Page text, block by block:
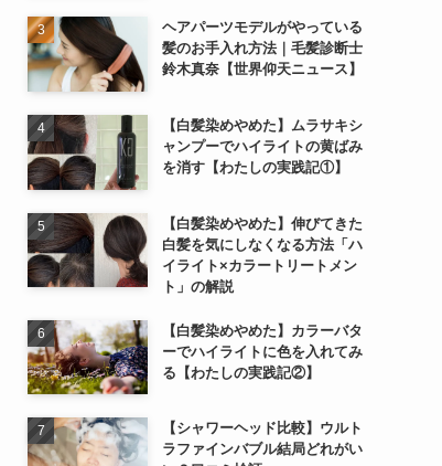
ヘアパーツモデルがやっている
髪のお手入れ方法｜毛髪診断士
鈴木真奈【世界仰天ニュース】
【白髪染めやめた】ムラサキシ
ャンプーでハイライトの黄ばみ
を消す【わたしの実践記①】
【白髪染めやめた】伸びてきた
白髪を気にしなくなる方法「ハ
イライト×カラートリートメン
ト」の解説
【白髪染めやめた】カラーバタ
ーでハイライトに色を入れてみ
る【わたしの実践記②】
【シャワーヘッド比較】ウルト
ラファインバブル結局どれがい